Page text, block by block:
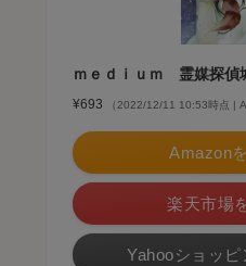
ｍｅｄｉｕｍ 霊媒探偵
¥693 （2022/12/11 10:53時点 |
Amazon
楽天市場
Yahooショッ